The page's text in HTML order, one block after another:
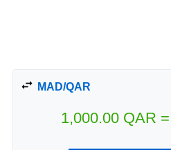
MAD/QAR
1,000.00 QAR =